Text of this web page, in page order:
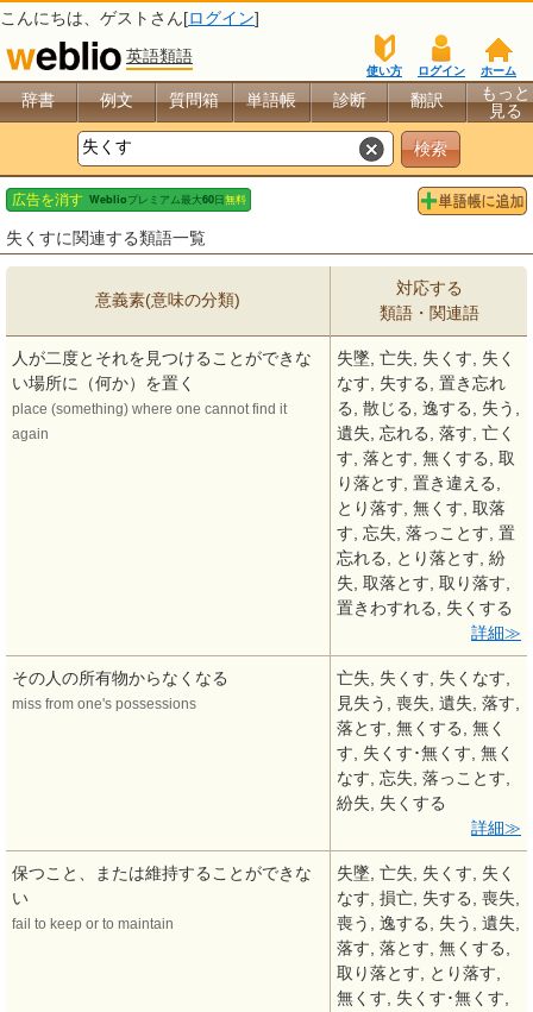
こんにちは、 ゲスト さん[ログイン]
英語類語
ホーム
ログイン
使い方
辞書 例文 質問箱 単語帳 診断 翻訳
もっと
見る
失くすに関連する類語一覧
意義素(意味の分類)
対応する
類語・関連語
人が二度とそれを見つけることができな
い場所に（何か）を置く
place (something) where one cannot find it
again
失墜, 亡失, 失くす, 失く
なす, 失する, 置き忘れ
る, 散じる, 逸する, 失う,
遺失, 忘れる, 落す, 亡く
す, 落とす, 無くする, 取
り落とす, 置き違える,
とり落す, 無くす, 取落
す, 忘失, 落っことす, 置
忘れる, とり落とす, 紛
失, 取落とす, 取り落す,
置きわすれる, 失くする
詳細
その人の所有物からなくなる
miss from one's possessions
亡失, 失くす, 失くなす,
見失う, 喪失, 遺失, 落す,
落とす, 無くする, 無く
す, 失くす･無くす, 無く
なす, 忘失, 落っことす,
紛失, 失くする
詳細
保つこと、または維持することができな
い
fail to keep or to maintain
失墜, 亡失, 失くす, 失く
なす, 損亡, 失する, 喪失,
喪う, 逸する, 失う, 遺失,
落す, 落とす, 無くする,
取り落とす, とり落す,
無くす, 失くす･無くす,